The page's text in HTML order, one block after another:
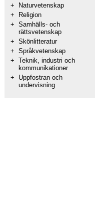
+
Naturvetenskap
+
Religion
+ Samhälls- och
rättsvetenskap
+ Skönlitteratur
+ Språkvetenskap
+ Teknik, industri och
kommunikationer
+
Uppfostran och
undervisning